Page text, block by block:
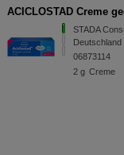
ACICLOSTAD Creme
STADA
Deutschland
06873114
2 g Creme